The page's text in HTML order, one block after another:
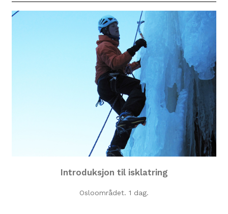
Introduksjon til isklatring
Osloområdet. 1 dag.